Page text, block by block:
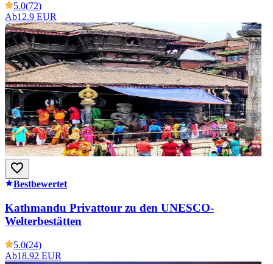
5.0(72)
Ab12.9 EUR
Bestbewertet
Kathmandu Privattour zu den UNESCO-
Welterbestätten
5.0(24)
Ab18.92 EUR